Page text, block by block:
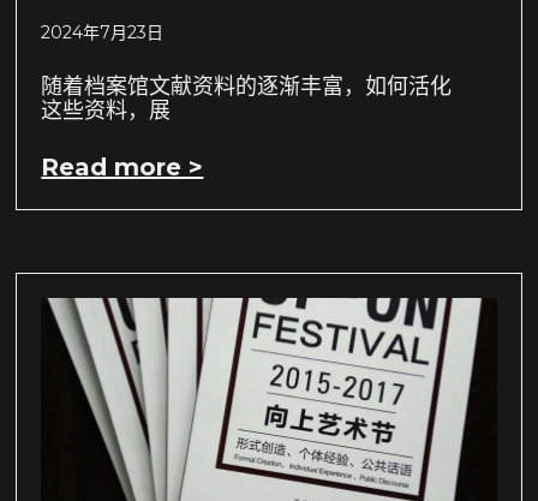
2024年7月23日
随着档案馆文献资料的逐渐丰富，如何活化
这些资料，展
Read more >